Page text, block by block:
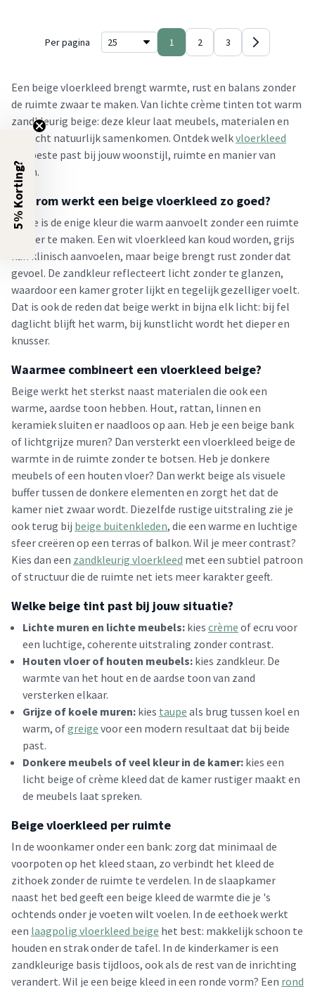
Per pagina 1 2 3
Een beige vloerkleed brengt warmte, rust en balans zonder
de ruimte zwaar te maken. Van lichte crème tinten tot warm
zandkleurig beige: deze kleur laat meubels, materialen en
daglicht natuurlijk samenkomen. Ontdek welkvloerkleed
het beste past bij jouw woonstijl, ruimte en manier van
leven.
Waarom werkt een beige vloerkleed zo goed?
Beige is de enige kleur die warm aanvoelt zonder een ruimte
kleiner te maken. Een wit vloerkleed kan koud worden, grijs
kan klinisch aanvoelen, maar beige brengt rust zonder dat
gevoel. De zandkleur reflecteert licht zonder te glanzen,
waardoor een kamer groter lijkt en tegelijk gezelliger voelt.
Dat is ook de reden dat beige werkt in bijna elk licht: bij fel
daglicht blijft het warm, bij kunstlicht wordt het dieper en
knusser.
Waarmee combineert een vloerkleed beige?
Beige werkt het sterkst naast materialen die ook een
warme, aardse toon hebben. Hout, rattan, linnen en
keramiek sluiten er naadloos op aan. Heb je een beige bank
of lichtgrijze muren? Dan versterkt een vloerkleed beige de
warmte in de ruimte zonder te botsen. Heb je donkere
meubels of een houten vloer? Dan werkt beige als visuele
buffer tussen de donkere elementen en zorgt het dat de
kamer niet zwaar wordt. Diezelfde rustige uitstraling zie je
ook terug bij beige buitenkleden, die een warme en luchtige
sfeer creëren op een terras of balkon. Wil je meer contrast?
Kies dan een zandkleurig vloerkleed met een subtiel patroon
of structuur die de ruimte net iets meer karakter geeft.
Welke beige tint past bij jouw situatie?
Lichte muren en lichte meubels: kies crème of ecru voor
een luchtige, coherente uitstraling zonder contrast.
Houten vloer of houten meubels: kies zandkleur. De
warmte van het hout en de aardse toon van zand
versterken elkaar.
Grijze of koele muren: kies taupe als brug tussen koel en
warm, ofgreige voor een modern resultaat dat bij beide
past.
Donkere meubels of veel kleur in de kamer: kies een
licht beige of crème kleed dat de kamer rustiger maakt en
de meubels laat spreken.
Beige vloerkleed per ruimte
In de woonkamer onder een bank: zorg dat minimaal de
voorpoten op het kleed staan, zo verbindt het kleed de
zithoek zonder de ruimte te verdelen. In de slaapkamer
naast het bed geeft een beige kleed de warmte die je 's
ochtends onder je voeten wilt voelen. In de eethoek werkt
een laagpolig vloerkleed beige het best: makkelijk schoon te
houden en strak onder de tafel. In de kinderkamer is een
zandkleurige basis tijdloos, ook als de rest van de inrichting
verandert. Wil je een beige kleed in een ronde vorm? Een rond
5% Korting?